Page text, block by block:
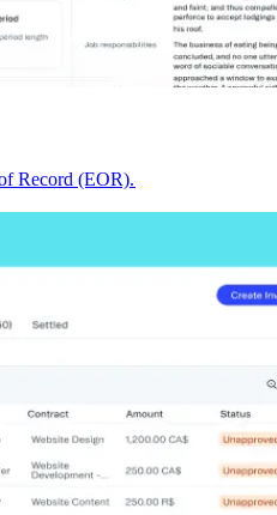
Record (EOR).​​